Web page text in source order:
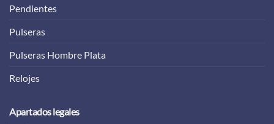
Pendientes
Pulseras
Pulseras Hombre Plata
Relojes
Apartados legales